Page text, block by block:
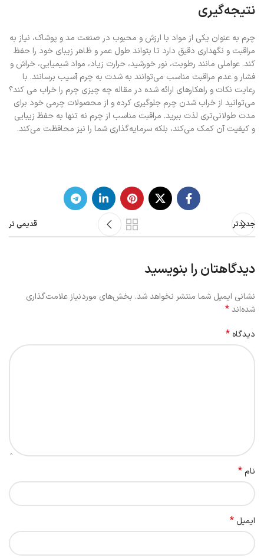
نتیجه‌گیری
چرم به عنوان یکی از مواد با ارزش و محبوب در صنعت مد و پوشاک، نیاز به
مراقبت و نگهداری دقیق دارد تا بتواند طول عمر و ظاهر زیبای خود را حفظ
کند. عواملی مانند رطوبت، نور خورشید، حرارت زیاد، مواد شیمیایی، خراش و
فشار و عدم مراقبت مناسب می‌توانند به شدت به چرم آسیب برسانند. با
رعایت نکات و راهکارهای ارائه شده در مقاله چه چیزی چرم را خراب می کند؟
می‌توانید از خراب شدن چرم جلوگیری کرده و از محصولات چرمی خود برای
مدت طولانی‌تری لذت ببرید. مراقبت مناسب از چرم نه تنها به حفظ زیبایی
و کیفیت آن کمک می‌کند، بلکه سرمایه‌گذاری شما را نیز محافظت می‌کند.
جدیدتر قدیمی تر
دیدگاهتان را بنویسید
نشانی ایمیل شما منتشر نخواهد شد. بخش‌های موردنیاز علامت‌گذاری
شده‌اند*
دیدگاه *
نام*
ایمیل *